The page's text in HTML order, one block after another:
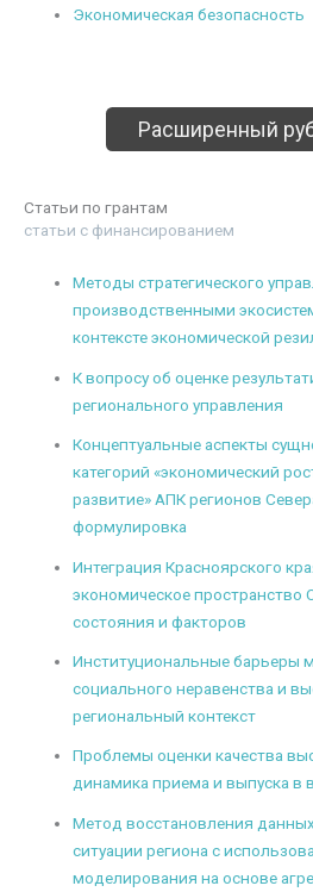
Экономическая безопасность
Расширенный
Статьи по грантам
статьи с финансированием
Методы стратегического
производственными
контексте экономической
К вопросу об оценке
регионального управления
Концептуальные аспекты
категорий «экономический
развитие» АПК регионов
формулировка
Интеграция Красноярского
экономическое пространство
состояния и факторов
Институциональные барьеры
социального неравенства и
региональный контекст
Проблемы оценки качества
динамика приема и выпуска в
Метод восстановления
ситуации региона с
моделирования на основе